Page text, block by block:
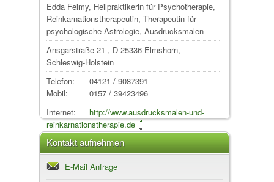
Edda Felmy, Heilpraktikerin für Psychotherapie,
Reinkarnationstherapeutin, Therapeutin für
psychologische Astrologie, Ausdrucksmalen
Ansgarstraße 21 , D 25336 Elmshorn,
Schleswig-Holstein
Telefon:
04121 / 9087391
Mobil:
0157 / 39423496
Internet:
http://www.ausdrucksmalen-und-
reinkarnationstherapie.de
Kontakt aufnehmen
E-Mail Anfrage